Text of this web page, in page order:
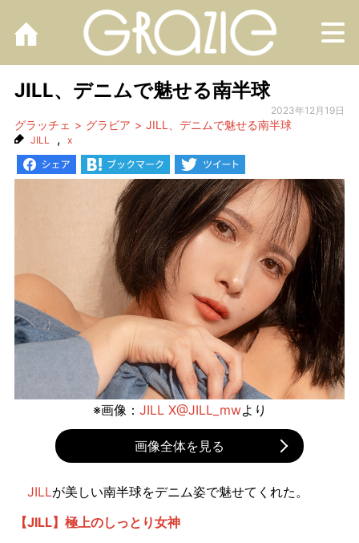
JILL、デニムで魅せる南半球
2023年12月19日
グラッチェ グラビア JILL、デニムで魅せる南半球
JILL , x
※画像： JILL X@JILL_mwより
画像全体を見る
JILLが美しい南半球をデニム姿で魅せてくれた。
【JILL】極上のしっとり女神